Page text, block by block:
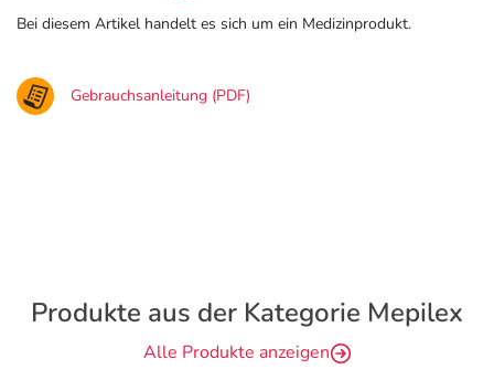
Bei diesem Artikel handelt es sich um ein Medizinprodukt.
Gebrauchsanleitung (PDF)
Produkte aus der Kategorie Mepilex
Alle Produkte anzeigen